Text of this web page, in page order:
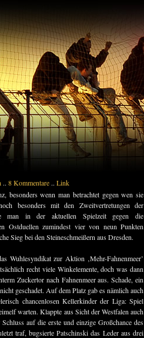
.. 8 Kommentare .. Link
besonders wenn man betrachtet gegen wen sie
besonders mit den Zweitvertretungen der
man in der aktuellen Spielzeit gegen die
Ostduellen zumindest vier von neun Punkten
Sieg bei den Steineschmeißern aus Dresden.
Wuhlesyndikat zur Aktion ‚Mehr-Fahnenmeer’
recht viele Winkelemente, doch was dann
Zuckertor nach Fahnenmeer aus. Schade, ein
geschadet. Auf dem Platz gab es nämlich auch
chancenlosen Kellerkinder der Liga: Spiel
warten. Klappte aus Sicht der Westfalen auch
auf die erste und einzige Großchance des
traf, bugsierte Patschinski das Leder aus drei